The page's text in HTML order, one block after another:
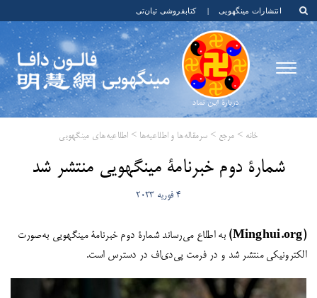
انتشارات مینگهویی | کتابفروشی تیان‌تی
خانه > مرجع > سرمقاله‌ها و اطلاعیه‌ها > اطلاعیه‌های مینگهویی
شمارۀ‌ دوم خبرنامۀ مینگهویی منتشر شد
4 فوریه 2023
(Minghui.org)
به اطلاع می‌رساند شمارۀ دوم خبرنامۀ مینگهویی به‌صورت
الکترونیکی منتشر شد و در فرمت پی‌دی‌اف در دسترس است.